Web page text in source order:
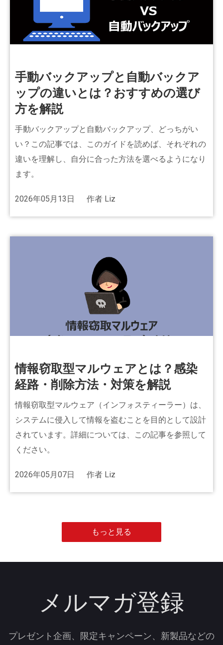
手動バックアップと自動バックア
ップの違いとは？おすすめの選び
方を解説
手動バックアップと自動バックアップ、どっちがい
い？この記事では、このガイドを読めば、それぞれの
違いを理解し、自分に合った方法を選べるようになり
ます。
2026年05月13日 作者 Liz
情報窃取型マルウェアとは？感染
経路・削除方法・対策を解説
情報窃取型マルウェア（インフォスティーラー）は、
システムに侵入して情報を盗むことを目的として設計
されています。詳細については、この記事を参照して
ください。
2026年05月07日 作者 Liz
もっと見る
メルマガ登録
プレゼント企画、限定キャンペーン、新製品などの